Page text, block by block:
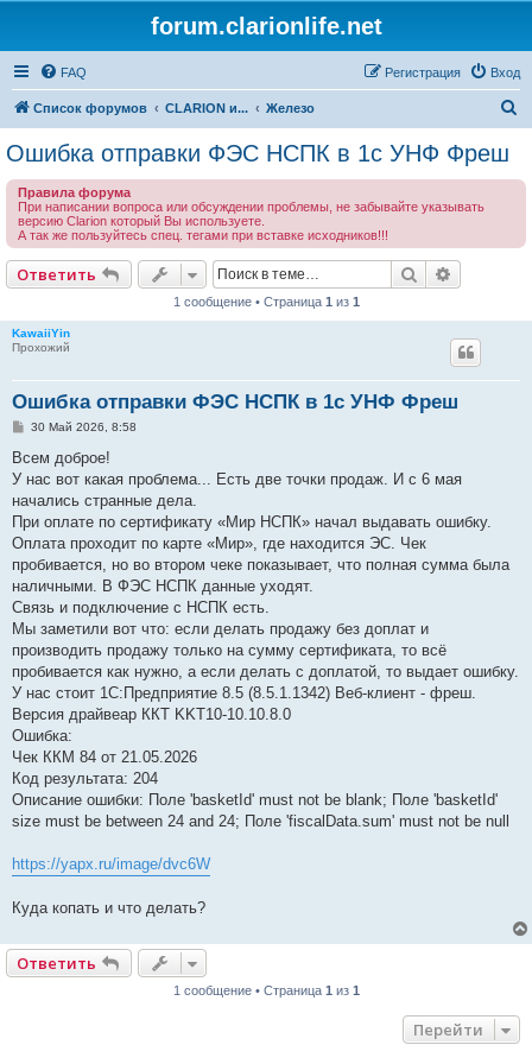
forum.clarionlife.net
FAQ Вход
Регистрация
Список форумов CLARION и... Железо
Ошибка отправки ФЭС НСПК в 1с УНФ Фреш
Правила форума
При написании вопроса или обсуждении проблемы, не забывайте указывать
версию Clarion который Вы используете.
А так же пользуйтесь спец. тегами при вставке исходников!!!
Ответить Поиск
1 сообщение • Страница 1 из 1
KawaiiYin
Прохожий
Ошибка отправки ФЭС НСПК в 1с УНФ Фреш
С
о
щ
е
и
е
30 Май 2026, 8:58
Всем доброе!
У нас вот какая проблема... Есть две точки продаж. И с 6 мая
начались странные дела.
При оплате по сертификату «Мир НСПК» начал выдавать ошибку.
Оплата проходит по карте «Мир», где находится ЭС. Чек
пробивается, но во втором чеке показывает, что полная сумма была
наличными. В ФЭС НСПК данные уходят.
Связь и подключение с НСПК есть.
Мы заметили вот что: если делать продажу без доплат и
производить продажу только на сумму сертификата, то всё
пробивается как нужно, а если делать с доплатой, то выдает ошибку.
У нас стоит 1С:Предприятие 8.5 (8.5.1.1342) Веб-клиент - фреш.
Версия драйвеар ККТ KKT10-10.10.8.0
Ошибка:
Чек ККМ 84 от 21.05.2026
Код результата: 204
Описание ошибки: Поле 'basketId' must not be blank; Поле 'basketId'
size must be between 24 and 24; Поле 'fiscalData.sum' must not be null
https://yapx.ru/image/dvc6W
Куда копать и что делать?
Ответить
1 сообщение • Страница 1 из 1
Перейти